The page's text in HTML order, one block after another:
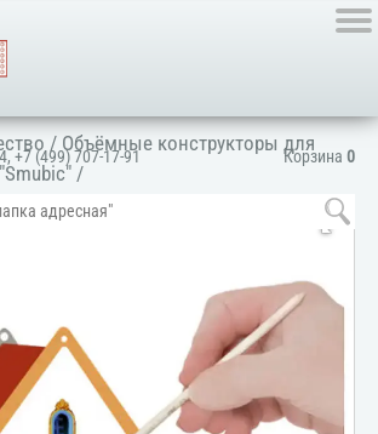
Корзина 0
,+7 (499) 707-17-91
/ Объёмные конструкторы для
/